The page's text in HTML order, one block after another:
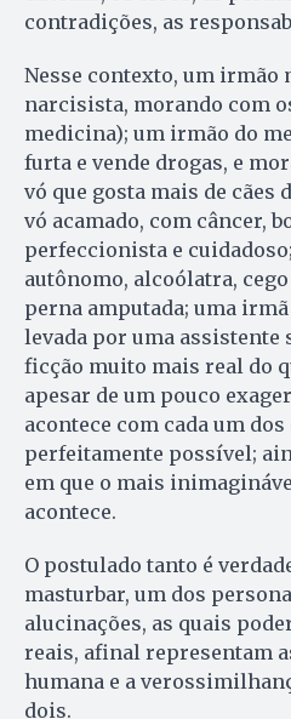
contradições, as
Nesse contexto, um irmão
narcisista, morando com
medicina); um irmão do
furta e vende drogas, e
vó que gosta mais de cães
vó acamado, com câncer,
perfeccionista e
autônomo, alcoólatra,
perna amputada; uma irmã
levada por uma assistente
ficção muito mais real do
apesar de um pouco
acontece com cada um
perfeitamente possível;
em que o mais
acontece.
O postulado tanto é
masturbar, um dos
alucinações, as quais
reais, afinal representam
humana e a
dois.